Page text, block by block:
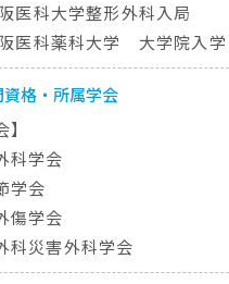
医科大学整形外科入局
医科薬科大学 大学院入学
格・所属学会
科学会
学会
傷学会
科災害外科学会